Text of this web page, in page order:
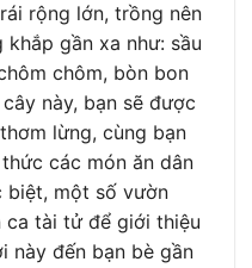
rộng lớn, trồng nên
gần xa như: sầu
chôm, bòn bon
này, bạn sẽ được
lừng, cùng bạn
các món ăn dân
biệt, một số vườn
tài tử để giới thiệu
này đến bạn bè gần